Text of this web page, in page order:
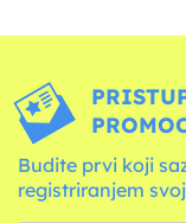
Budite prvi koji
registriranjem